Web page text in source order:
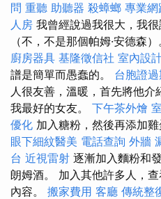
問 重聽 助聽器 殺蟑螂 專業網
人房 我曾經說過我很大，我
（不，不是那個帕姆·安德森）
廚房器具 基隆徵信社 室內設
譜是簡單而愚蠢的。 台胞證過
人很友善，溫暖，首先將他
我最好的女友。 下午茶外燴
優化 加入糖粉，然後再添加雞
眼下細紋醫美 電話查詢 外牆
台 近視雷射 逐漸加入麵粉和
朗姆酒。 加入其他許多人，
內容。 搬家費用 客廳 傳統整